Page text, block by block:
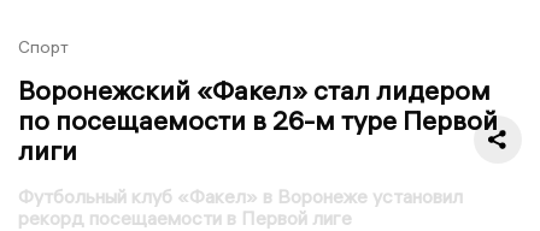
Спорт
Воронежский «Факел» стал лидером
по посещаемости в 26-м туре Первой
лиги
Футбольный клуб «Факел» в Воронеже установил
рекорд посещаемости в Первой лиге